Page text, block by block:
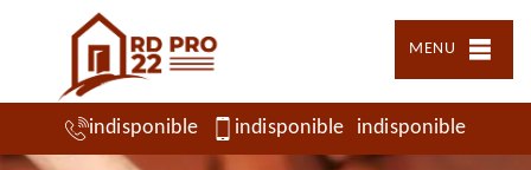
MENU
indisponible indisponible indisponible